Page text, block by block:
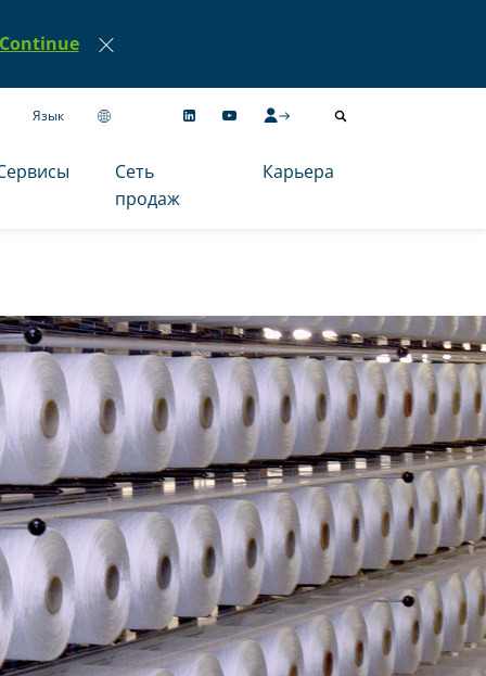
Язык
Сеть
продаж
Карьера